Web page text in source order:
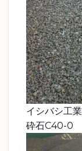
イシバシ工
砕石C40-0